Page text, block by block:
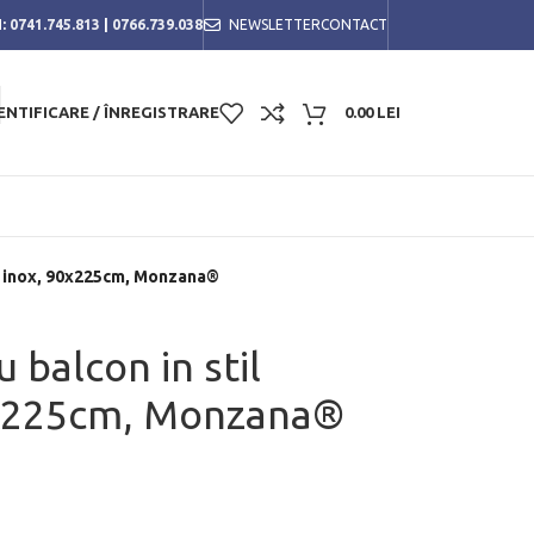
0741.745.813 0766.739.038 NEWSLETTERCONTACT
/ ÎNREGISTRARE 0.00 LEI
90x225cm, Monzana®
balcon in stil
Monzana®